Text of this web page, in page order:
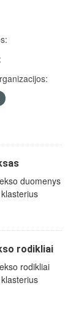
duomenys
rodikliai
rodikliai